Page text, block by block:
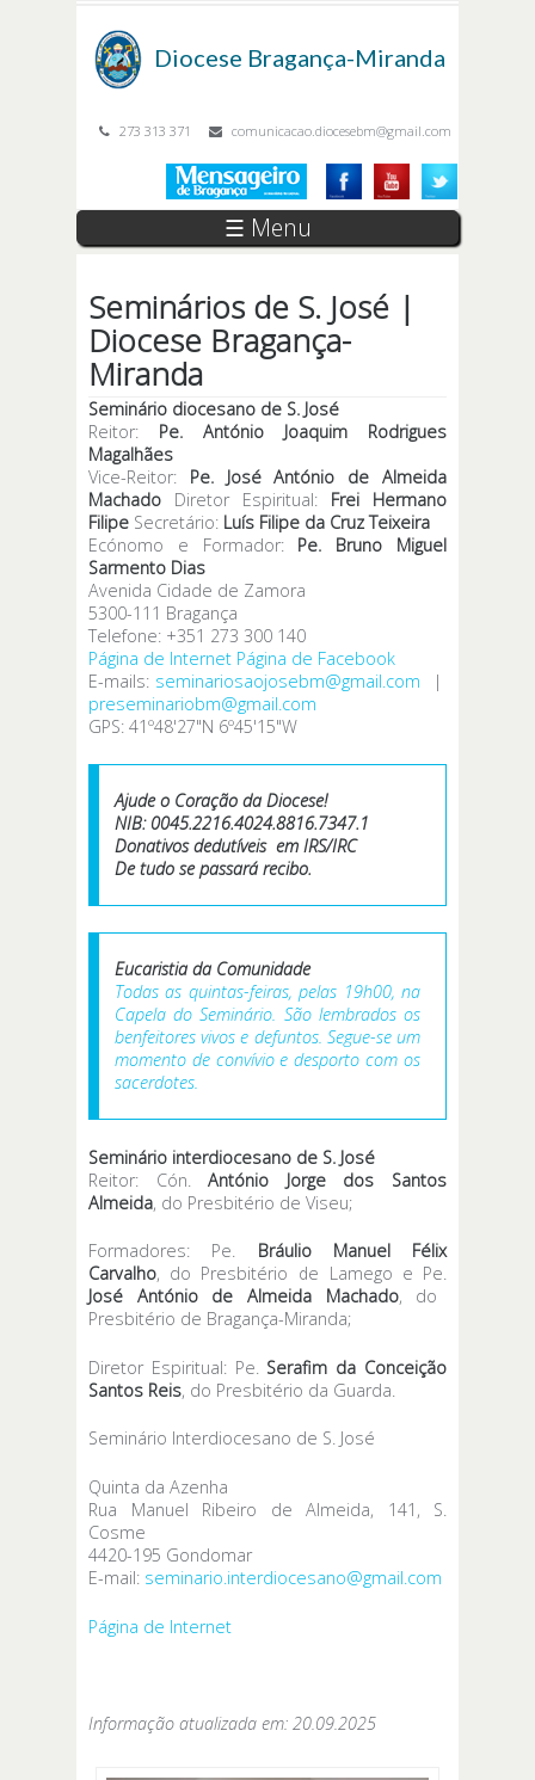
Diocese Bragança-Miranda
273 313 371 comunicacao.diocesebm@gmail.com
☰ Menu
Seminários de S. José |
Diocese Bragança-
Miranda
Seminário diocesano de S. José
Reitor: Pe. António Joaquim Rodrigues
Magalhães
Vice-Reitor: Pe. José António de Almeida
Machado Diretor Espiritual: Frei Hermano
Filipe Secretário: Luís Filipe da Cruz Teixeira
Ecónomo e Formador: Pe. Bruno Miguel
Sarmento Dias
Avenida Cidade de Zamora
5300-111 Bragança
Telefone: +351 273 300 140
Página de Internet Página de Facebook
E-mails: seminariosaojosebm@gmail.com |
preseminariobm@gmail.com
GPS: 41º48'27"N 6º45'15"W
Ajude o Coração da Diocese!
NIB: 0045.2216.4024.8816.7347.1
Donativos dedutíveis em IRS/IRC
De tudo se passará recibo.
Eucaristia da Comunidade
Todas as quintas-feiras, pelas 19h00, na
Capela do Seminário. São lembrados os
benfeitores vivos e defuntos. Segue-se um
momento de convívio e desporto com os
sacerdotes.
Seminário interdiocesano de S. José
Reitor: Cón.António Jorge dos Santos
Almeida, do Presbitério de Viseu;
Formadores: Pe. Bráulio Manuel Félix
Carvalho, do Presbitério de Lamego e Pe.
José António de Almeida Machado, do
Presbitério de Bragança-Miranda;
Diretor Espiritual: Pe. Serafim da Conceição
Santos Reis, do Presbitério da Guarda.
Seminário Interdiocesano de S. José
Quinta da Azenha
Rua Manuel Ribeiro de Almeida, 141, S.
Cosme
4420-195 Gondomar
E-mail: seminario.interdiocesano@gmail.com
Página de Internet
Informação atualizada em: 20.09.2025